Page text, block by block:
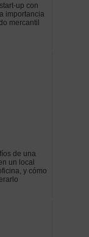
up con
importancia
mercantil
de una
un local
y cómo